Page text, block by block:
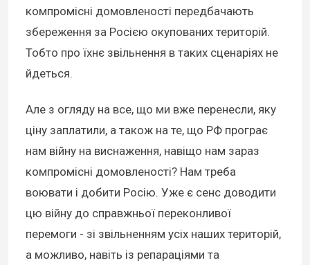
компромісні домовленості передбачають
збереження за Росією окупованих територій.
Тобто про їхнє звільнення в таких сценаріях не
йдеться.
Але з огляду на все, що ми вже перенесли, яку
ціну заплатили, а також на те, що РФ програє
нам війну на виснаження, навіщо нам зараз
компромісні домовленості? Нам треба
воювати і добити Росію. Уже є сенс доводити
цю війну до справжньої переконливої
перемоги - зі звільненням усіх наших територій,
а можливо, навіть із репараціями та